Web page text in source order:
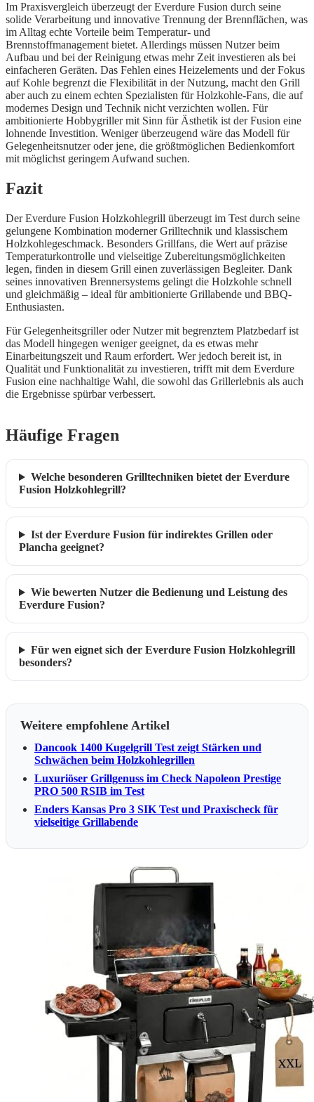
Im Praxisvergleich überzeugt der Everdure Fusion durch seine
solide Verarbeitung und innovative Trennung der Brennflächen, was
im Alltag echte Vorteile beim Temperatur- und
Brennstoffmanagement bietet. Allerdings müssen Nutzer beim
Aufbau und bei der Reinigung etwas mehr Zeit investieren als bei
einfacheren Geräten. Das Fehlen eines Heizelements und der Fokus
auf Kohle begrenzt die Flexibilität in der Nutzung, macht den Grill
aber auch zu einem echten Spezialisten für Holzkohle-Fans, die auf
modernes Design und Technik nicht verzichten wollen. Für
ambitionierte Hobbygriller mit Sinn für Ästhetik ist der Fusion eine
lohnende Investition. Weniger überzeugend wäre das Modell für
Gelegenheitsnutzer oder jene, die größtmöglichen Bedienkomfort
mit möglichst geringem Aufwand suchen.
Fazit
Der Everdure Fusion Holzkohlegrill überzeugt im Test durch seine
gelungene Kombination moderner Grilltechnik und klassischem
Holzkohlegeschmack. Besonders Grillfans, die Wert auf präzise
Temperaturkontrolle und vielseitige Zubereitungsmöglichkeiten
legen, finden in diesem Grill einen zuverlässigen Begleiter. Dank
seines innovativen Brennersystems gelingt die Holzkohle schnell
und gleichmäßig – ideal für ambitionierte Grillabende und BBQ-
Enthusiasten.
Für Gelegenheitsgriller oder Nutzer mit begrenztem Platzbedarf ist
das Modell hingegen weniger geeignet, da es etwas mehr
Einarbeitungszeit und Raum erfordert. Wer jedoch bereit ist, in
Qualität und Funktionalität zu investieren, trifft mit dem Everdure
Fusion eine nachhaltige Wahl, die sowohl das Grillerlebnis als auch
die Ergebnisse spürbar verbessert.
Häufige Fragen
Welche besonderen Grilltechniken bietet der Everdure
Fusion Holzkohlegrill?
Ist der Everdure Fusion für indirektes Grillen oder
Plancha geeignet?
Wie bewerten Nutzer die Bedienung und Leistung des
Everdure Fusion?
Für wen eignet sich der Everdure Fusion Holzkohlegrill
besonders?
Weitere empfohlene Artikel
Dancook 1400 Kugelgrill Test zeigt Stärken und
Schwächen beim Holzkohlegrillen
Luxuriöser Grillgenuss im Check Napoleon Prestige
PRO 500 RSIB im Test
Enders Kansas Pro 3 SIK Test und Praxischeck für
vielseitige Grillabende